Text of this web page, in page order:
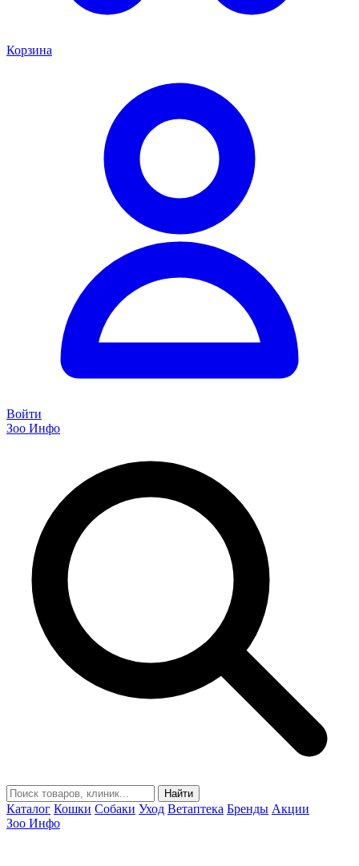
Корзина
Войти
Зоо Инфо
Найти
Каталог Кошки Собаки Уход Ветаптека Бренды Акции
Зоо Инфо